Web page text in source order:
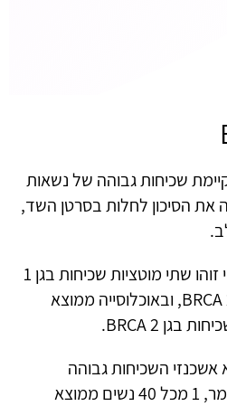
שכיחות גבוהה של נשאות
את הסיכון לחלות בסרטן השד,
שתי מוטציות שכיחות בגן 1
BRCA, ובאוכלוסייה ממוצא
בגן 2
BRCA
.
אשכנזי השכיחות גבוהה
משמעותית - כ-2.5%. כלומר, 1 מכל 40 נשים ממוצא